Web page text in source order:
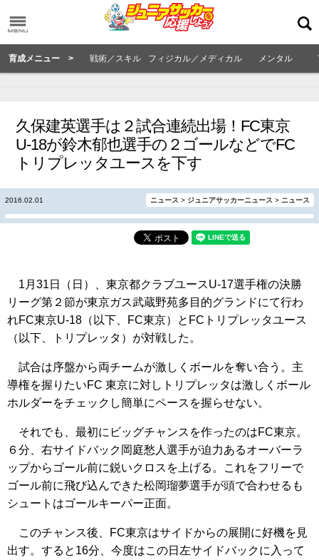
育成メニュー > 戦術／スキル フィジカル／メディカル メンタル
久保建英選手は２試合連続出場！FC東京
U-18が鈴木郁也選手の２ゴールなどでFC
トリプレッタユースを下す
2016.02.01 ニュース > ジュニアサッカーニュース > ニュース
1月31日（日）、東京都クラブユースU-17選手権の決勝
リーグ第２節が東京ガス武蔵野苑多目的グランドにて行わ
れFC東京U-18（以下、FC東京）とFCトリプレッタユース
（以下、トリプレッタ）が対戦した。
試合は序盤から両チームが激しくボールを奪い合う。主
導権を握りたいFC 東京に対しトリプレッタは激しくボール
ホルダーをチェックし簡単にペースを握らせない。
それでも、最初にビッグチャンスを作ったのはFC東京。
６分、右サイドバック岡庭愁人選手が迫力あるオーバーラ
ップからゴール前に鋭いクロスを上げる。これをフリーで
ゴール前に飛び込んできた松岡瑠夢選手が頭で合わせるも
シュートはゴールキーパー正面。
このチャンス後、FC東京はサイドからの展開に好機を見
出す。すると16分、今度はこの日左サイドバックに入って